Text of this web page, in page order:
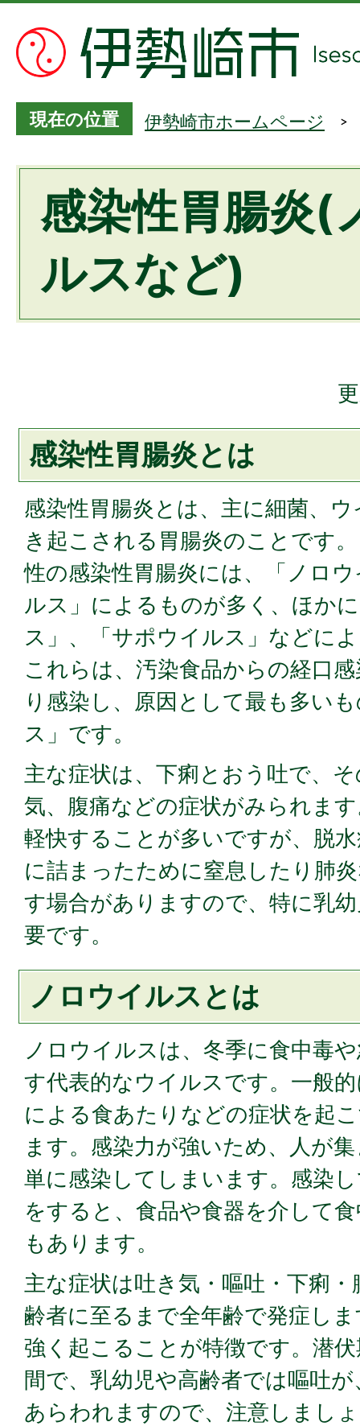
現在の位置 伊勢崎市ホームページ
感染性胃腸炎(
ルスなど)
感染性胃腸炎とは
感染性胃腸炎とは、主に細菌、
き起こされる胃腸炎のことです
性の感染性胃腸炎には、「ノロ
ルス」によるものが多く、ほか
ス」、「サポウイルス」などに
これらは、汚染食品からの経口
り感染し、原因として最も多い
ス」です。
主な症状は、下痢とおう吐で、
気、腹痛などの症状がみられま
軽快することが多いですが、脱
に詰まったために窒息したり肺
す場合がありますので、特に乳
要です。
ノロウイルスとは
ノロウイルスは、冬季に食中毒
す代表的なウイルスです。一般
による食あたりなどの症状を起
ます。感染力が強いため、人が
単に感染してしまいます。感染
をすると、食品や食器を介して
もあります。
主な症状は吐き気・嘔吐・下痢
齢者に至るまで全年齢で発症し
強く起こることが特徴です。潜
間で、乳幼児や高齢者では嘔吐
あらわれますので、注意しまし